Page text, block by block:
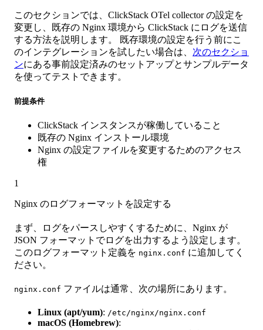
このセクションでは、ClickStack OTel collector の設定を
変更し、既存の Nginx 環境から ClickStack にログを送信
する方法を説明します。 既存環境の設定を行う前にこ
のインテグレーションを試したい場合は、 次のセクショ
ンにある事前設定済みのセットアップとサンプルデータ
を使ってテストできます。
前提条件
ClickStack インスタンスが稼働していること
既存の Nginx インストール環境
Nginx の設定ファイルを変更するためのアクセス
権
1
Nginx のログフォーマットを設定する
まず、ログをパースしやすくするために、Nginx が
JSON フォーマットでログを出力するよう設定します。
このログフォーマット定義を nginx.conf に追加してく
ださい。
nginx.conf ファイルは通常、次の場所にあります。
Linux (apt/yum): /etc/nginx/nginx.conf
macOS (Homebrew):